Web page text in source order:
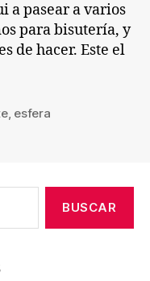
a pasear a varios
para bisutería, y
de hacer. Este el
, esfera